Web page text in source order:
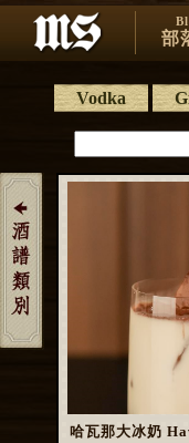
部
Vodka
哈瓦那大冰奶